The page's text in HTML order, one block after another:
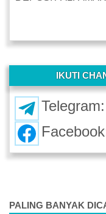
IKUTI
Telegram:
PALING BANYAK